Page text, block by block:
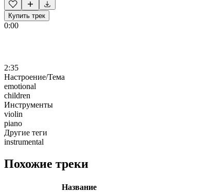
Купить трек
0:00
2:35
Настроение/Тема
emotional
children
Инструменты
violin
piano
Другие теги
instrumental
Похожие треки
Название